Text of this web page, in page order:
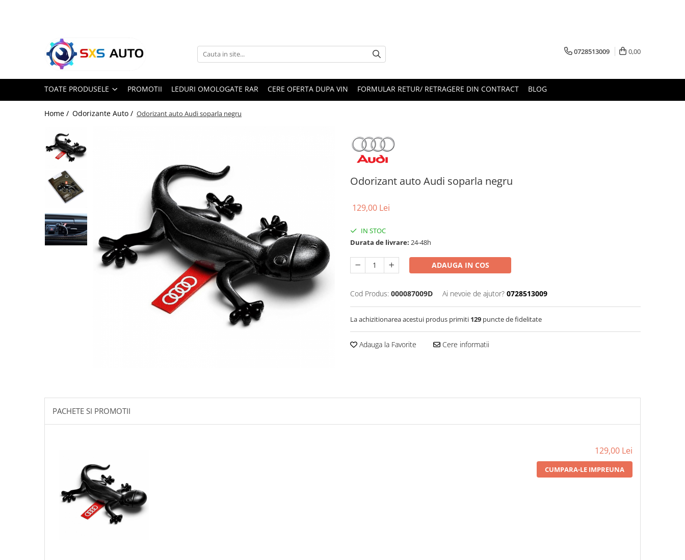
Uleiuri si Lichide
Ulei Motor Original și Aftermarket
- 0W20, 5W30, 5W40 - SXS Auto
Intretinere si Cosmetica Auto
0728513009 0,00
TOATE PRODUSELE PROMOTII LEDURI OMOLOGATE RAR CERE OFERTA DUPA VIN FORMULAR RETUR/ RETRAGERE DIN CONTRACT BLOG
Home / Odorizante Auto / Odorizant auto Audi soparla negru
Odorizant auto Audi soparla negru
129,00 Lei
IN STOC
Durata de livrare: 24-48h
ADAUGA IN COS
Cod Produs: 000087009D Ai nevoie de ajutor? 0728513009
La achizitionarea acestui produs primiti 129 puncte de fidelitate
Adauga la Favorite Cere informatii
PACHETE SI PROMOTII
129,00 Lei
CUMPARA-LE IMPREUNA